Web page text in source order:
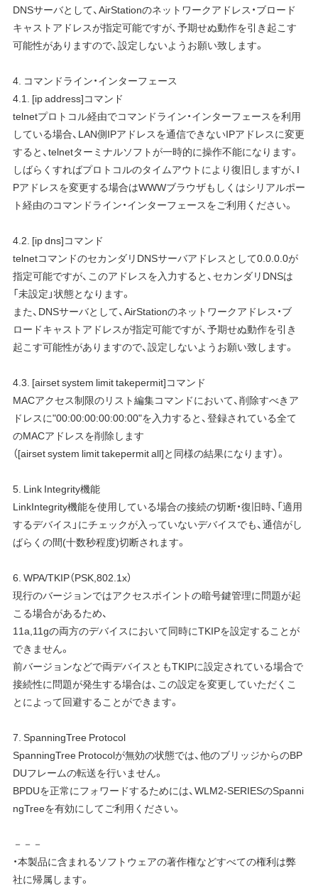
DNSサーバとして、AirStationのネットワークアドレス・ブロード
キャストアドレスが指定可能ですが、予期せぬ動作を引き起こす
可能性がありますので、設定しないようお願い致します。
4. コマンドライン・インターフェース
4.1. [ip address]コマンド
telnetプロトコル経由でコマンドライン・インターフェースを利用
している場合、LAN側IPアドレスを通信できないIPアドレスに変更
すると、telnetターミナルソフトが一時的に操作不能になります。
しばらくすればプロトコルのタイムアウトにより復旧しますが、I
Pアドレスを変更する場合はWWWブラウザもしくはシリアルポー
ト経由のコマンドライン・インターフェースをご利用ください。
4.2. [ip dns]コマンド
telnetコマンドのセカンダリDNSサーバアドレスとして0.0.0.0が
指定可能ですが、このアドレスを入力すると、セカンダリDNSは
「未設定」状態となります。
また、DNSサーバとして、AirStationのネットワークアドレス・ブ
ロードキャストアドレスが指定可能ですが、予期せぬ動作を引き
起こす可能性がありますので、設定しないようお願い致します。
4.3. [airset system limit takepermit]コマンド
MACアクセス制限のリスト編集コマンドにおいて、削除すべきア
ドレスに"00:00:00:00:00:00"を入力すると、登録されている全て
のMACアドレスを削除します
（[airset system limit takepermit all]と同様の結果になります）。
5. Link Integrity機能
LinkIntegrity機能を使用している場合の接続の切断・復旧時、「適用
するデバイス」にチェックが入っていないデバイスでも、通信がし
ばらくの間(十数秒程度)切断されます。
6. WPA/TKIP（PSK,802.1x）
現行のバージョンではアクセスポイントの暗号鍵管理に問題が起
こる場合があるため、
11a,11gの両方のデバイスにおいて同時にTKIPを設定することが
できません。
前バージョンなどで両デバイスともTKIPに設定されている場合で
接続性に問題が発生する場合は、この設定を変更していただくこ
とによって回避することができます。
7. SpanningTree Protocol
SpanningTree Protocolが無効の状態では、他のブリッジからのBP
DUフレームの転送を行いません。
BPDUを正常にフォワードするためには、WLM2-SERIESのSpanni
ngTreeを有効にしてご利用ください。
－－－
・本製品に含まれるソフトウェアの著作権などすべての権利は弊
社に帰属します。